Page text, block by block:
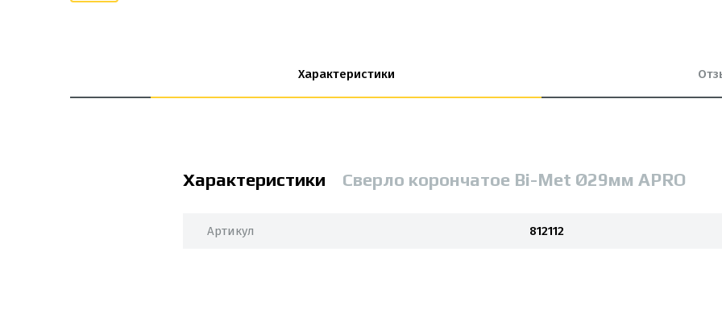
Характеристики
Характеристики Сверло корончатое Bi-Met Ø29мм APRO
Артикул 812112